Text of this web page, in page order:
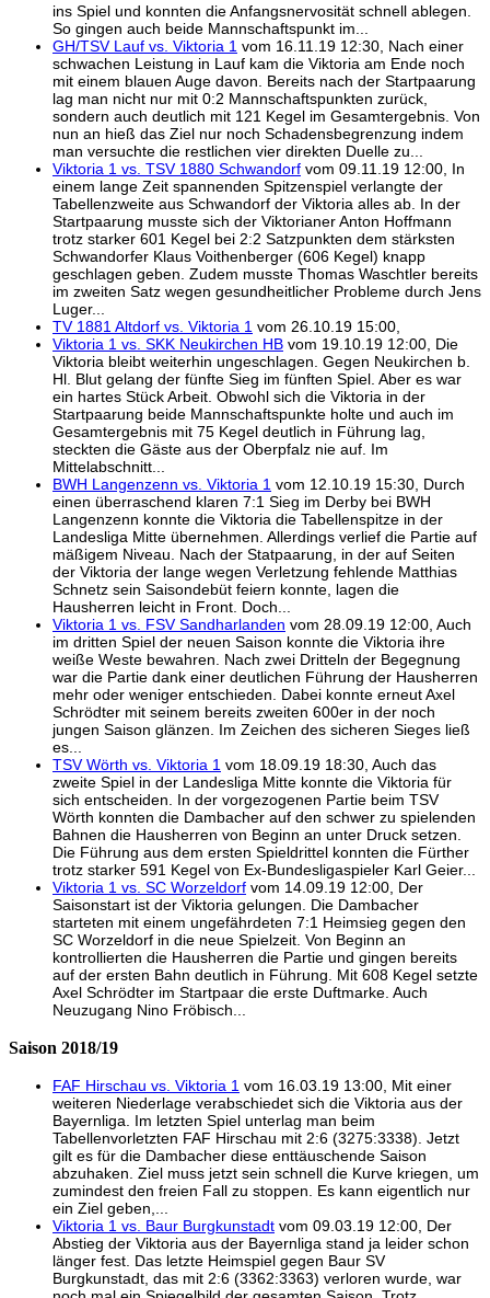
ins Spiel und konnten die Anfangsnervosität schnell ablegen.
So gingen auch beide Mannschaftspunkt im...
GH/TSV Lauf vs. Viktoria 1 vom 16.11.19 12:30, Nach einer
schwachen Leistung in Lauf kam die Viktoria am Ende noch
mit einem blauen Auge davon. Bereits nach der Startpaarung
lag man nicht nur mit 0:2 Mannschaftspunkten zurück,
sondern auch deutlich mit 121 Kegel im Gesamtergebnis. Von
nun an hieß das Ziel nur noch Schadensbegrenzung indem
man versuchte die restlichen vier direkten Duelle zu...
Viktoria 1 vs. TSV 1880 Schwandorf vom 09.11.19 12:00, In
einem lange Zeit spannenden Spitzenspiel verlangte der
Tabellenzweite aus Schwandorf der Viktoria alles ab. In der
Startpaarung musste sich der Viktorianer Anton Hoffmann
trotz starker 601 Kegel bei 2:2 Satzpunkten dem stärksten
Schwandorfer Klaus Voithenberger (606 Kegel) knapp
geschlagen geben. Zudem musste Thomas Waschtler bereits
im zweiten Satz wegen gesundheitlicher Probleme durch Jens
Luger...
TV 1881 Altdorf vs. Viktoria 1 vom 26.10.19 15:00,
Viktoria 1 vs. SKK Neukirchen HB vom 19.10.19 12:00, Die
Viktoria bleibt weiterhin ungeschlagen. Gegen Neukirchen b.
Hl. Blut gelang der fünfte Sieg im fünften Spiel. Aber es war
ein hartes Stück Arbeit. Obwohl sich die Viktoria in der
Startpaarung beide Mannschaftspunkte holte und auch im
Gesamtergebnis mit 75 Kegel deutlich in Führung lag,
steckten die Gäste aus der Oberpfalz nie auf. Im
Mittelabschnitt...
BWH Langenzenn vs. Viktoria 1 vom 12.10.19 15:30, Durch
einen überraschend klaren 7:1 Sieg im Derby bei BWH
Langenzenn konnte die Viktoria die Tabellenspitze in der
Landesliga Mitte übernehmen. Allerdings verlief die Partie auf
mäßigem Niveau. Nach der Statpaarung, in der auf Seiten
der Viktoria der lange wegen Verletzung fehlende Matthias
Schnetz sein Saisondebüt feiern konnte, lagen die
Hausherren leicht in Front. Doch...
Viktoria 1 vs. FSV Sandharlanden vom 28.09.19 12:00, Auch
im dritten Spiel der neuen Saison konnte die Viktoria ihre
weiße Weste bewahren. Nach zwei Dritteln der Begegnung
war die Partie dank einer deutlichen Führung der Hausherren
mehr oder weniger entschieden. Dabei konnte erneut Axel
Schrödter mit seinem bereits zweiten 600er in der noch
jungen Saison glänzen. Im Zeichen des sicheren Sieges ließ
es...
TSV Wörth vs. Viktoria 1 vom 18.09.19 18:30, Auch das
zweite Spiel in der Landesliga Mitte konnte die Viktoria für
sich entscheiden. In der vorgezogenen Partie beim TSV
Wörth konnten die Dambacher auf den schwer zu spielenden
Bahnen die Hausherren von Beginn an unter Druck setzen.
Die Führung aus dem ersten Spieldrittel konnten die Fürther
trotz starker 591 Kegel von Ex-Bundesligaspieler Karl Geier...
Viktoria 1 vs. SC Worzeldorf vom 14.09.19 12:00, Der
Saisonstart ist der Viktoria gelungen. Die Dambacher
starteten mit einem ungefährdeten 7:1 Heimsieg gegen den
SC Worzeldorf in die neue Spielzeit. Von Beginn an
kontrollierten die Hausherren die Partie und gingen bereits
auf der ersten Bahn deutlich in Führung. Mit 608 Kegel setzte
Axel Schrödter im Startpaar die erste Duftmarke. Auch
Neuzugang Nino Fröbisch...
Saison 2018/19
FAF Hirschau vs. Viktoria 1 vom 16.03.19 13:00, Mit einer
weiteren Niederlage verabschiedet sich die Viktoria aus der
Bayernliga. Im letzten Spiel unterlag man beim
Tabellenvorletzten FAF Hirschau mit 2:6 (3275:3338). Jetzt
gilt es für die Dambacher diese enttäuschende Saison
abzuhaken. Ziel muss jetzt sein schnell die Kurve kriegen, um
zumindest den freien Fall zu stoppen. Es kann eigentlich nur
ein Ziel geben,...
Viktoria 1 vs. Baur Burgkunstadt vom 09.03.19 12:00, Der
Abstieg der Viktoria aus der Bayernliga stand ja leider schon
länger fest. Das letzte Heimspiel gegen Baur SV
Burgkunstadt, das mit 2:6 (3362:3363) verloren wurde, war